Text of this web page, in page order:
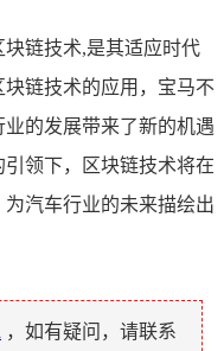
链技术,是其适应时代
链技术的应用，宝马不
的发展带来了新的机遇
领下，区块链技术将在
汽车行业的未来描绘出
，如有疑问，请联系